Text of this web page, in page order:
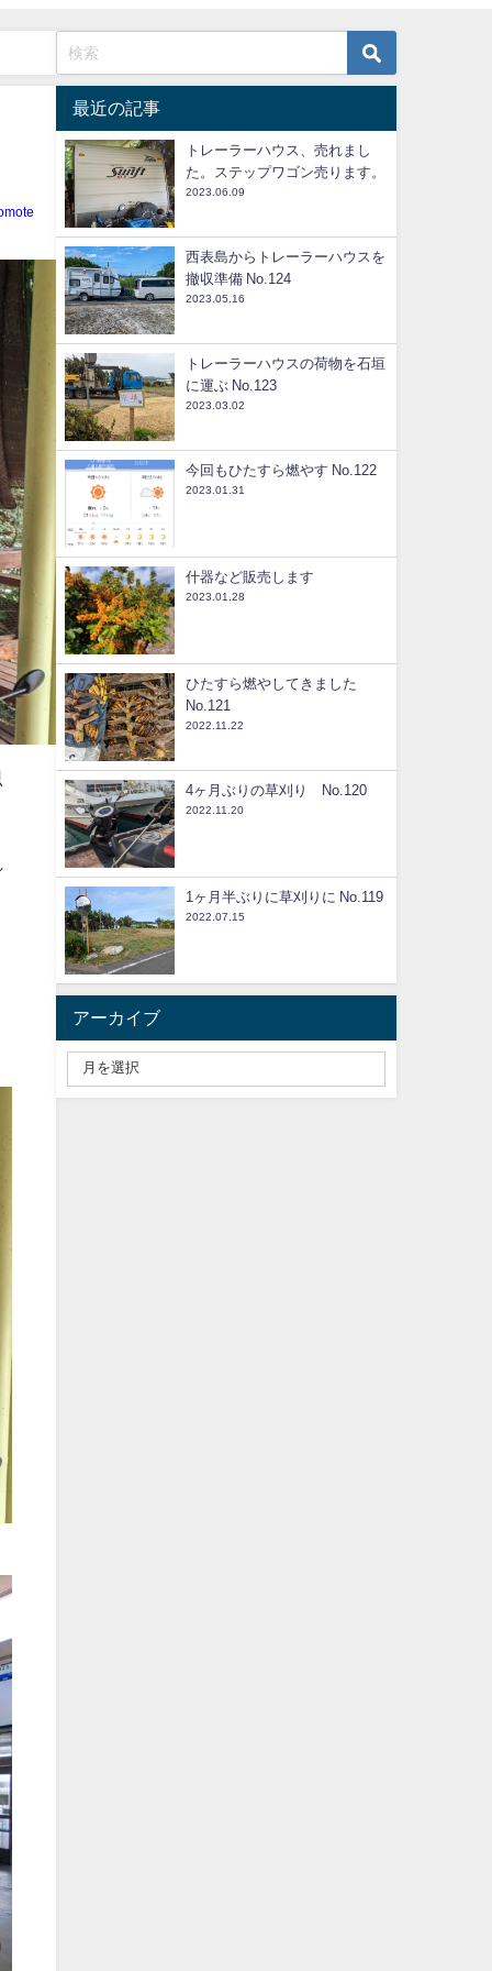
最近の記事
トレーラーハウス、売れまし
た。ステップワゴン売ります。
2023.06.09
西表島からトレーラーハウスを
撤収準備 No.124
2023.05.16
トレーラーハウスの荷物を石垣
に運ぶ No.123
2023.03.02
今回もひたすら燃やす No.122
2023.01.31
什器など販売します
2023.01.28
ひたすら燃やしてきました
No.121
2022.11.22
4ヶ月ぶりの草刈り No.120
2022.11.20
1ヶ月半ぶりに草刈りに No.119
2022.07.15
アーカイブ